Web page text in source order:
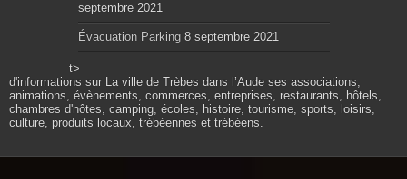
septembre 2021
Évacuation Parking 8 septembre 2021
t>
d'informations sur La ville de Trèbes dans l’Aude ses associations,
animations, évènements, commerces, entreprises, restaurants, hôtels,
chambres d'hôtes, camping, écoles, histoire, tourisme, sports, loisirs,
culture, produits locaux, trébéennes et trébéens.